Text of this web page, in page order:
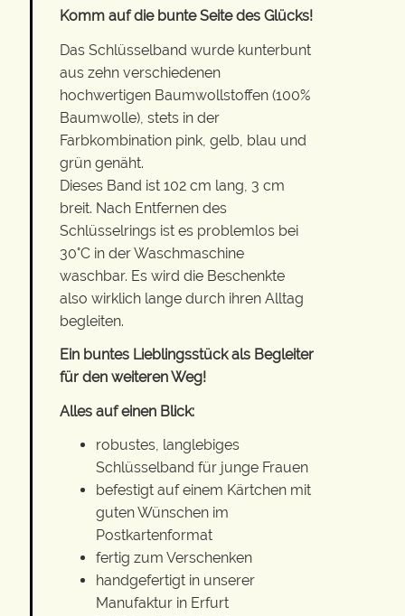
Komm auf die bunte Seite des Glücks!
Das Schlüsselband wurde kunterbunt
aus zehn verschiedenen
hochwertigen Baumwollstoffen (100%
Baumwolle), stets in der
Farbkombination pink, gelb, blau und
grün genäht.
Dieses Band ist 102 cm lang, 3 cm
breit. Nach Entfernen des
Schlüsselrings ist es problemlos bei
30°C in der Waschmaschine
waschbar. Es wird die Beschenkte
also wirklich lange durch ihren Alltag
begleiten.
Ein buntes Lieblingsstück als Begleiter
für den weiteren Weg!
Alles auf einen Blick:
robustes, langlebiges
Schlüsselband für junge Frauen
befestigt auf einem Kärtchen mit
guten Wünschen im
Postkartenformat
fertig zum Verschenken
handgefertigt in unserer
Manufaktur in Erfurt